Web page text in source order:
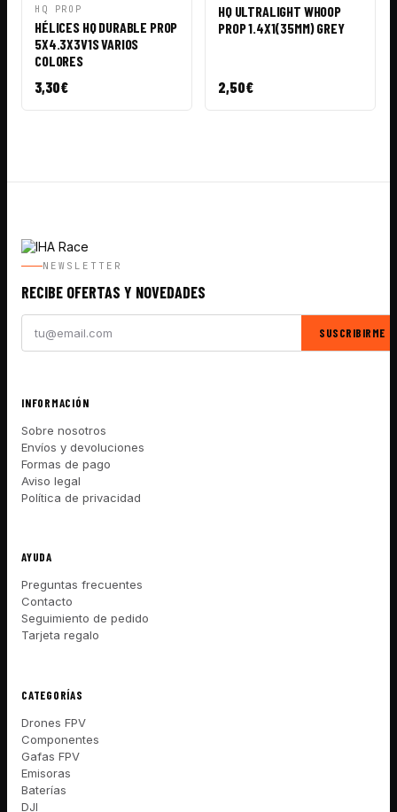
VISTA
RÁPIDA
HQ PROP
HÉLICES HQ DURABLE PROP
5X4.3X3V1S VARIOS
COLORES
3,30€
HQ ULTRALIGHT WHOOP
PROP 1.4X1(35MM) GREY
2,50€
NEWSLETTER
RECIBE OFERTAS Y NOVEDADES
SUSCRIBIRME
INFORMACIÓN
Sobre nosotros
Envíos y devoluciones
Formas de pago
Aviso legal
Política de privacidad
AYUDA
Preguntas frecuentes
Contacto
Seguimiento de pedido
Tarjeta regalo
CATEGORÍAS
Drones FPV
Componentes
Gafas FPV
Emisoras
Baterías
DJI